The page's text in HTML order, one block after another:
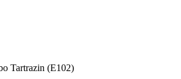
Tartrazin (E102)